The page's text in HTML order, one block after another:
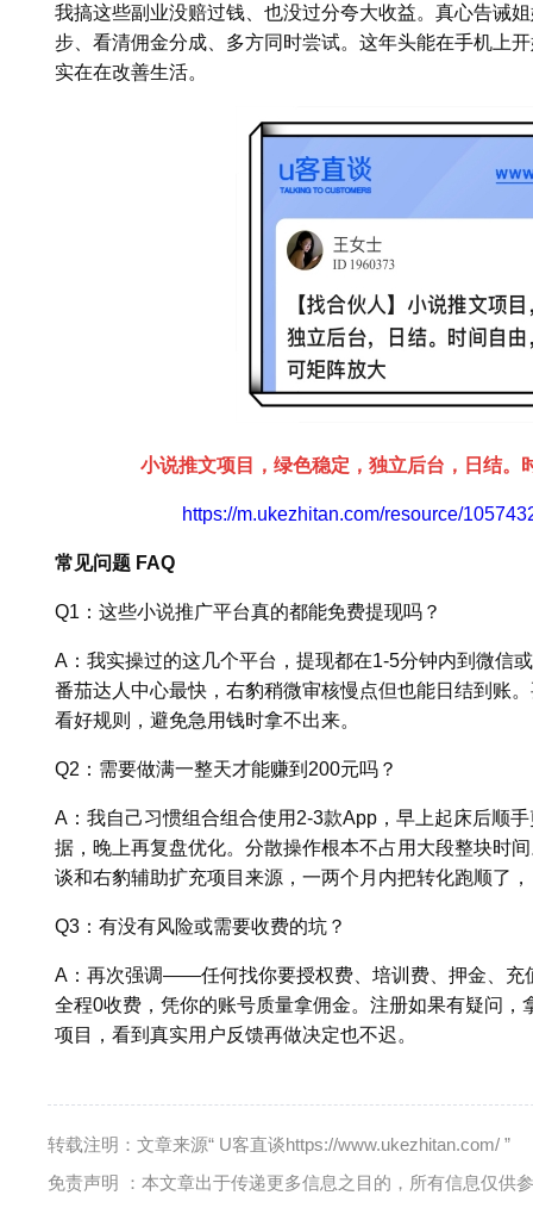
我搞这些副业没赔过钱、也没过分夸大收益。真心告诫
步、看清佣金分成、多方同时尝试。这年头能在手机上
实在在改善生活。
小说推文项目，绿色稳定，独立后台，日结。
https://m.ukezhitan.com/resource/
常见问题 FAQ
Q1：这些小说推广平台真的都能免费提现吗？
A：我实操过的这几个平台，提现都在1-5分钟内到微信
番茄达人中心最快，右豹稍微审核慢点但也能日结到账
看好规则，避免急用钱时拿不出来。
Q2：需要做满一整天才能赚到200元吗？
A：我自己习惯组合组合使用2-3款App，早上起床后顺
据，晚上再复盘优化。分散操作根本不占用大段整块时
谈和右豹辅助扩充项目来源，一两个月内把转化跑顺了
Q3：有没有风险或需要收费的坑？
A：再次强调——任何找你要授权费、培训费、押金、充
全程0收费，凭你的账号质量拿佣金。注册如果有疑问
项目，看到真实用户反馈再做决定也不迟。
转载注明：文章来源“ U客直谈https://www.ukezhitan.com/ ”
免责声明 ：本文章出于传递更多信息之目的，所有信息仅供